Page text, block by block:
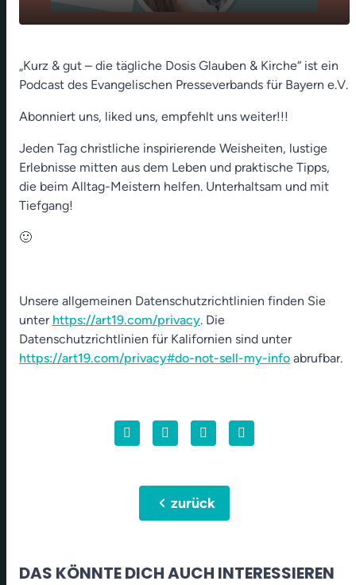
play_arrow Seidel)
00:00 01:04
„Kurz & gut – die tägliche Dosis Glauben & Kirche“ ist ein
Podcast des Evangelischen Presseverbands für Bayern e.V.
Abonniert uns, liked uns, empfehlt uns weiter!!!
Jeden Tag christliche inspirierende Weisheiten, lustige
Erlebnisse mitten aus dem Leben und praktische Tipps,
die beim Alltag-Meistern helfen. Unterhaltsam und mit
Tiefgang!
🙂
Unsere allgemeinen Datenschutzrichtlinien finden Sie
unter https://art19.com/privacy. Die
Datenschutzrichtlinien für Kalifornien sind unter
https://art19.com/privacy#do-not-sell-my-info abrufbar.
chevron_leftzurück
DAS KÖNNTE DICH AUCH INTERESSIEREN